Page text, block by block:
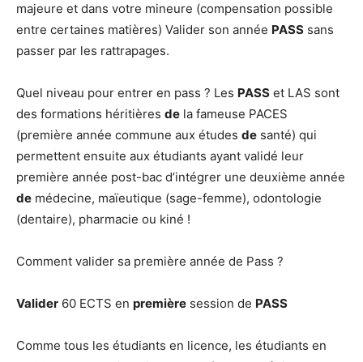
majeure et dans votre mineure (compensation possible
entre certaines matières) Valider son année PASS sans
passer par les rattrapages.
Quel niveau pour entrer en pass ? Les PASS et LAS sont
des formations héritières de la fameuse PACES
(première année commune aux études de santé) qui
permettent ensuite aux étudiants ayant validé leur
première année post-bac d’intégrer une deuxième année
de médecine, maïeutique (sage-femme), odontologie
(dentaire), pharmacie ou kiné !
Comment valider sa première année de Pass ?
Valider 60 ECTS en première session de PASS
Comme tous les étudiants en licence, les étudiants en